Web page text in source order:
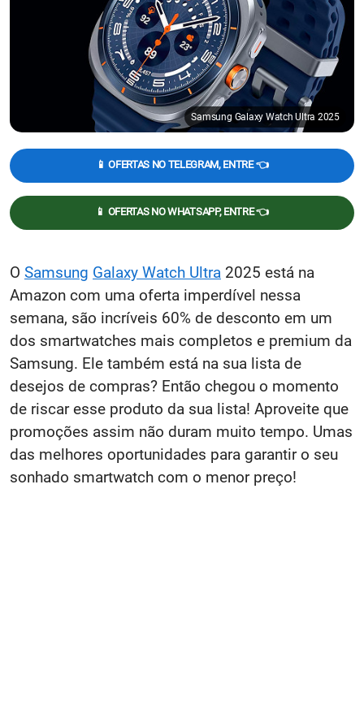
Samsung Galaxy Watch Ultra 2025
📱 OFERTAS NO TELEGRAM, ENTRE 👈
📱 OFERTAS NO WHATSAPP, ENTRE 👈
O Samsung Galaxy Watch Ultra 2025 está na
Amazon com uma oferta imperdível nessa
semana, são incríveis 60% de desconto em um
dos smartwatches mais completos e premium da
Samsung. Ele também está na sua lista de
desejos de compras? Então chegou o momento
de riscar esse produto da sua lista! Aproveite que
promoções assim não duram muito tempo. Umas
das melhores oportunidades para garantir o seu
sonhado smartwatch com o menor preço!